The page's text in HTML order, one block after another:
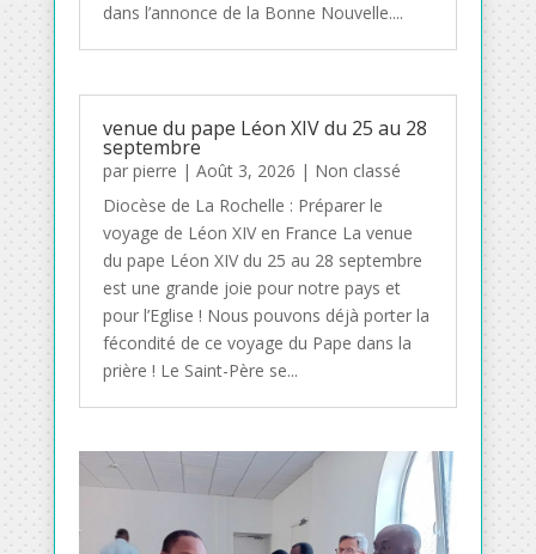
dans l’annonce de la Bonne Nouvelle....
venue du pape Léon XIV du 25 au 28
septembre
par pierre | Août 3, 2026 | Non classé
Diocèse de La Rochelle : Préparer le
voyage de Léon XIV en France La venue
du pape Léon XIV du 25 au 28 septembre
est une grande joie pour notre pays et
pour l’Eglise ! Nous pouvons déjà porter la
fécondité de ce voyage du Pape dans la
prière ! Le Saint-Père se...